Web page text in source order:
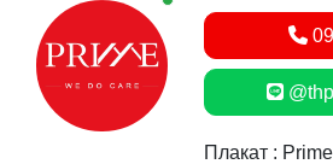
New alerts
Плакат :